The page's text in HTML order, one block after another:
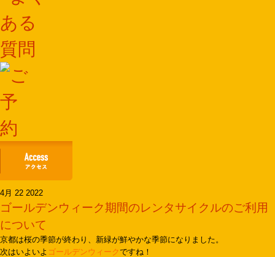
4月 22 2022
ゴールデンウィーク期間のレンタサイクルのご利用
について
京都は桜の季節が終わり、新緑が鮮やかな季節になりました。
次はいよいよ ゴールデンウィークですね！